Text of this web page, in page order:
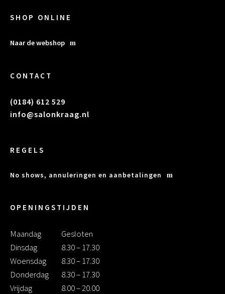
SHOP ONLINE
Naar de webshop
CONTACT
(0184) 612 529
info@salonkraag.nl
REGELS
No shows, annuleringen en aanbetalingen
OPENINGSTIJDEN
Maandag
Gesloten
Dinsdag
8.30 – 17.30
Woensdag
8.30 – 17.30
Donderdag
8.30 – 17.30
Vrijdag
8.00 – 20.00